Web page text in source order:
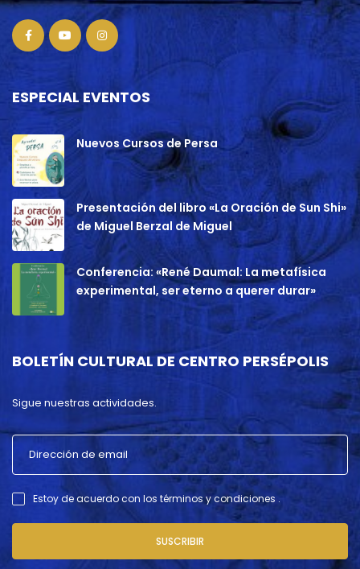
ESPECIAL EVENTOS
Nuevos Cursos de Persa
Presentación del libro «La Oración de Sun Shi»
de Miguel Berzal de Miguel
Conferencia: «René Daumal: La metafísica
experimental, ser eterno a querer durar»
BOLETÍN CULTURAL DE CENTRO PERSÉPOLIS
Sigue nuestras actividades.
Estoy de acuerdo con los términos y condiciones .
SUSCRIBIR